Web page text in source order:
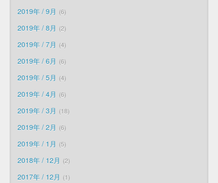
2019年 / 9月 6
2019年 / 8月 2
2019年 / 7月 4
2019年 / 6月 6
2019年 / 5月 4
2019年 / 4月 6
2019年 / 3月 18
2019年 / 2月 6
2019年 / 1月 5
2018年 / 12月 2
2017年 / 12月 1